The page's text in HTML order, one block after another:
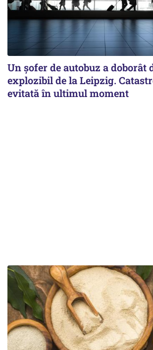
Un șofer de autobuz a doborât
explozibil de la Leipzig.
evitată în ultimul moment